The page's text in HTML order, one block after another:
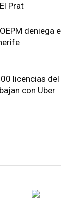
Prat
deniega
licencias
con Uber